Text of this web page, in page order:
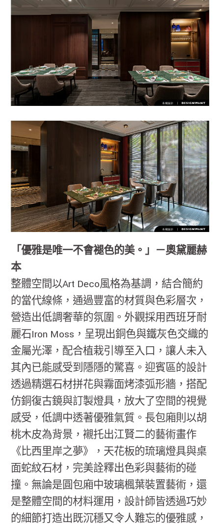
「優雅是唯一不會褪色的美。」－奧黛麗赫
本
整體空間以Art Deco風格為基調，結合簡約
的當代線條，通過豐富的材質與色彩層次，
營造出低調奢華的氛圍。外觀採用西班牙耐
麗石Iron Moss，呈現出銅色與鐵灰色交織的
金屬光澤，配合植栽引導至入口，讓人未入
其內已能感受到隱隱的驚喜。迎賓區的設計
透過精選石材拼花與霧面烤漆弧形牆，搭配
仿銅復古鏡與訂製燈具，放大了空間的視覺
感受，低調中透著優雅氣質。長包廂則以胡
桃木皮為背景，襯托出江賢二的藝術畫作
《比西里岸之夢》，天花板的琉璃燈具與桌
面蛇紋石材，完美詮釋出色彩與藝術的碰
撞。無論是圓包廂中玻璃楓葉裝置藝術，還
是整體空間的材料運用，設計師皆透過巧妙
的細節打造出既沉穩又令人難忘的優雅感，